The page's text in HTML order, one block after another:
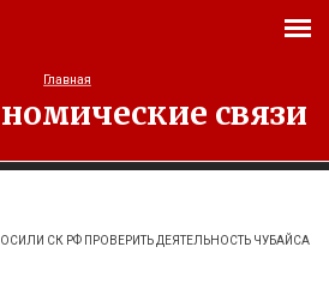
связи
СК РФ ПРОВЕРИТЬ ДЕЯТЕЛЬНОСТЬ ЧУБАЙСА